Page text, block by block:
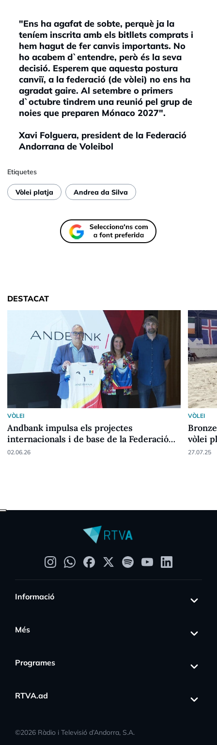
"Ens ha agafat de sobte, perquè ja la
teníem inscrita amb els bitllets comprats i
hem hagut de fer canvis importants. No
ho acabem d`entendre, però és la seva
decisió. Esperem que aquesta postura
canviï, a la federació (de vòlei) no ens ha
agradat gaire. Al setembre o primers
d`octubre tindrem una reunió pel grup de
noies que preparen Mónaco 2027".
Xavi Folguera, president de la Federació
Andorrana de Voleibol
Etiquetes
Vòlei platja Andrea da Silva
DESTACAT
VÒLEI
Andbank impulsa els projectes
internacionals i de base de la Federació
de Voleibol
02.06.26
VÒLEI
vòlei
27.07.25
Informació
Més
Programes
RTVA.ad
©2026 Ràdio i Televisió d’Andorra, S.A.